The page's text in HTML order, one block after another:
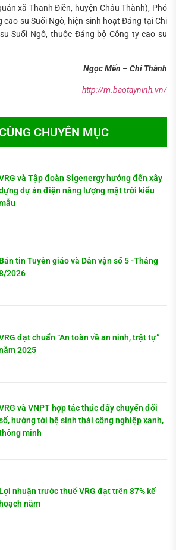
xã Thanh Điền, huyện Châu Thành), Phó
su Suối Ngô, hiện sinh hoạt Đảng tại Chi
Suối Ngô, thuộc Đảng bộ Công ty cao su
Ngọc Mến – Chí Thành
http://m.baotayninh.vn/
CHUYÊN MỤC
và Tập đoàn Sigenergy hướng đến xây
dự án điện năng lượng mặt trời kiểu
Bản tin Tuyên giáo và Dân vận số 5 -Tháng
2026
đạt chuẩn “An toàn về an ninh, trật tự”
2025
và VNPT hợp tác thúc đẩy chuyển đổi
hướng tới hệ sinh thái công nghiệp xanh,
minh
Lợi nhuận trước thuế VRG đạt trên 87% kế
hoạch năm